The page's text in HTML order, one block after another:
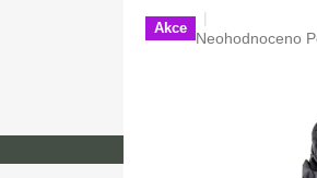
Akce
Průměrné
Neohodnoceno